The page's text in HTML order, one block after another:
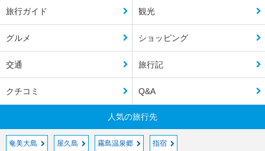
旅行ガイド 観光
グルメ ショッピング
交通 旅行記
クチコミ Q&A
人気の旅行先
奄美大島 屋久島 霧島温泉郷 指宿